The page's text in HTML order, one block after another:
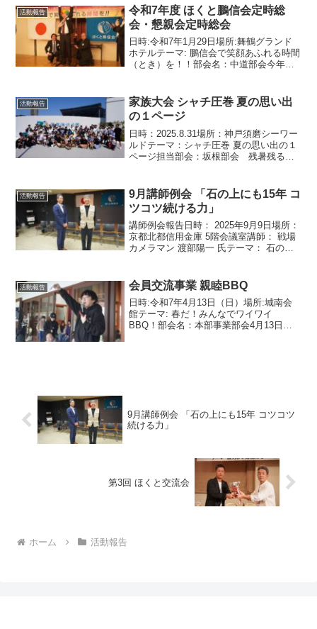
け及び行列巡行の警備をするということ
で...
活動報告
令和7年度 ほくと鵬信会定時総
会・懇親会定時総会
日時:令和7年1月29日場所:舞鶴グランド
ホテルテーマ: 鵬信会で笑顔あふれる時間
（とき）を！！部会名：中道部会今年度
ご来賓の皆様にはご多忙の中ご臨席を賜
り、厚く御礼を...
活動報告
家族大会 シャチ圧巻 夏の思い出
の１ページ
日時：2025.8.31場所：神戸須磨シーワー
ルドテーマ：シャチ圧巻 夏の思い出の１
ページ担当部会：坂根部会 残暑残る、
の方々にご参加いただきました。 部会
員の方々に...
活動報告
9月講師例会 「石の上にも15年 コ
ツコツ続ける力」
講師例会報告日時： 2025年9月9日場所：
京都北都信用金庫 5階会議室講師： 戦場
カメラマン 渡部陽一 氏テーマ： 石の上
のこの日、講師例会を開催し、戦場カメ
ラ...
活動報告 会員交流事業 親睦BBQ
日時:令和7年4月13日（日）場所:城南会
館テーマ: 春だ！みんなでワイワイ
BBQ！部会名：本部事業部会4月13日
9月講師例会 「石の上にも15年 コツコツ
続ける力」
第3回 ほくと交流会
ホーム 活動報告